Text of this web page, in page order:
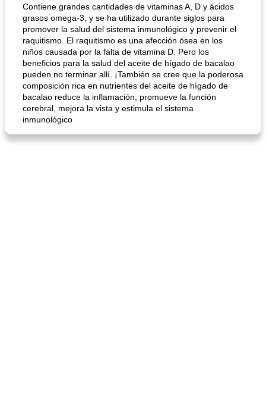
Contiene grandes cantidades de vitaminas A, D y ácidos
grasos omega-3, y se ha utilizado durante siglos para
promover la salud del sistema inmunológico y prevenir el
raquitismo. El raquitismo es una afección ósea en los
niños causada por la falta de vitamina D. Pero los
beneficios para la salud del aceite de hígado de bacalao
pueden no terminar allí. ¡También se cree que la poderosa
composición rica en nutrientes del aceite de hígado de
bacalao reduce la inflamación, promueve la función
cerebral, mejora la vista y estimula el sistema
inmunológico